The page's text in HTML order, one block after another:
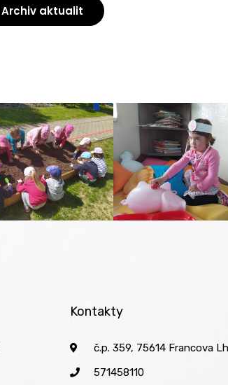
Archiv aktualit
Kontakty
č.p. 359, 75614 Francova
571458110